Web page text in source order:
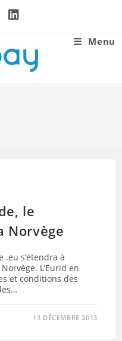
Menu
le
Norvège
.eu s’étendra à
L’Eurid en
et conditions des
13 DÉCEMBRE 2013